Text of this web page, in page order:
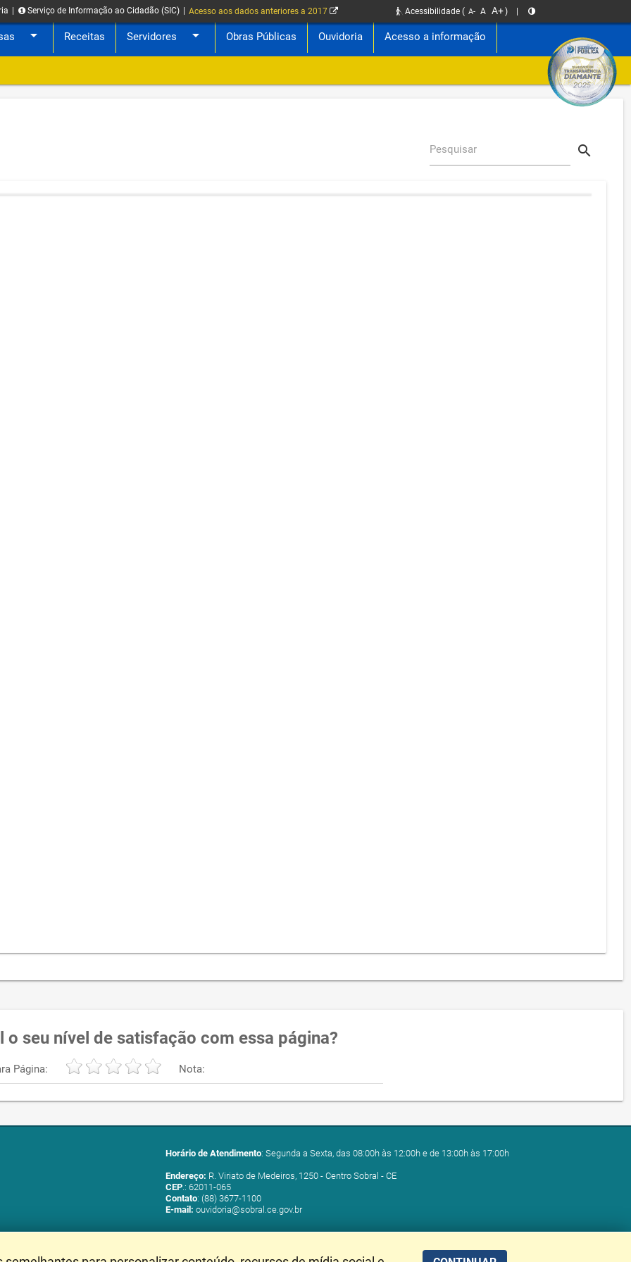
Serviço de Informação ao Cidadão (SIC) Acesso aos dados anteriores a 2017 Acessibilidade ( A- A A+)
arrow_drop_down Receitas Servidores arrow_drop_down Obras Públicas Ouvidoria Acesso a informação
search
Pesquisar
o seu nível de satisfação com essa página?
Página: Nota:
Horário de Atendimento: Segunda a Sexta, das 08:00h às 12:00h e de 13:00h às 17:00h
Endereço: R. Viriato de Medeiros, 1250 - Centro Sobral - CE
CEP.: 62011-065
Contato: (88) 3677-1100
E-mail: ouvidoria@sobral.ce.gov.br